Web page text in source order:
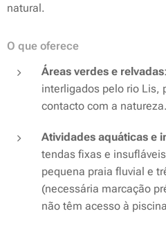
natural.
O que oferece
Áreas verdes e relvadas
interligados pelo rio Lis,
contacto com a natureza.
Atividades aquáticas e
tendas fixas e
pequena praia fluvial e
(necessária marcação
não têm acesso à